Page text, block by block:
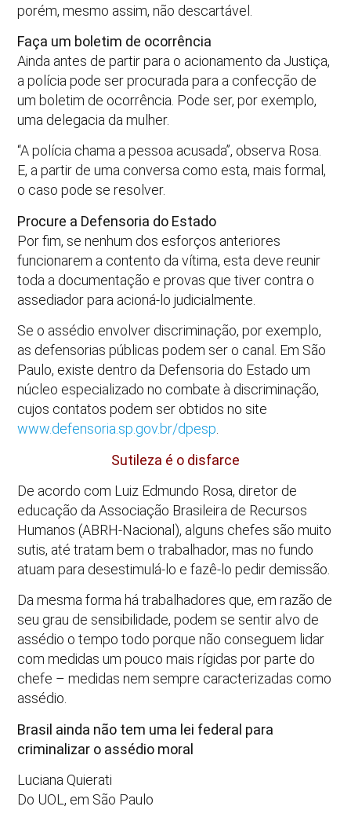
porém, mesmo assim, não descartável.
Faça um boletim de ocorrência
Ainda antes de partir para o acionamento da Justiça,
a polícia pode ser procurada para a confecção de
um boletim de ocorrência. Pode ser, por exemplo,
uma delegacia da mulher.
“A polícia chama a pessoa acusada”, observa Rosa.
E, a partir de uma conversa como esta, mais formal,
o caso pode se resolver.
Procure a Defensoria do Estado
Por fim, se nenhum dos esforços anteriores
funcionarem a contento da vítima, esta deve reunir
toda a documentação e provas que tiver contra o
assediador para acioná-lo judicialmente.
Se o assédio envolver discriminação, por exemplo,
as defensorias públicas podem ser o canal. Em São
Paulo, existe dentro da Defensoria do Estado um
núcleo especializado no combate à discriminação,
cujos contatos podem ser obtidos no site
www.defensoria.sp.gov.br/dpesp
Sutileza é o disfarce
De acordo com Luiz Edmundo Rosa, diretor de
educação da Associação Brasileira de Recursos
Humanos (ABRH-Nacional), alguns chefes são muito
sutis, até tratam bem o trabalhador, mas no fundo
atuam para desestimulá-lo e fazê-lo pedir demissão.
Da mesma forma há trabalhadores que, em razão de
seu grau de sensibilidade, podem se sentir alvo de
assédio o tempo todo porque não conseguem lidar
com medidas um pouco mais rígidas por parte do
chefe – medidas nem sempre caracterizadas como
assédio.
Brasil ainda não tem uma lei federal para
criminalizar o assédio moral
Luciana Quierati
Do UOL, em São Paulo